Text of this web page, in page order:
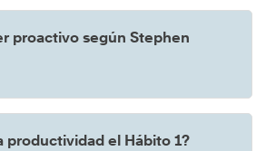
proactivo según Stephen
productividad el Hábito 1?